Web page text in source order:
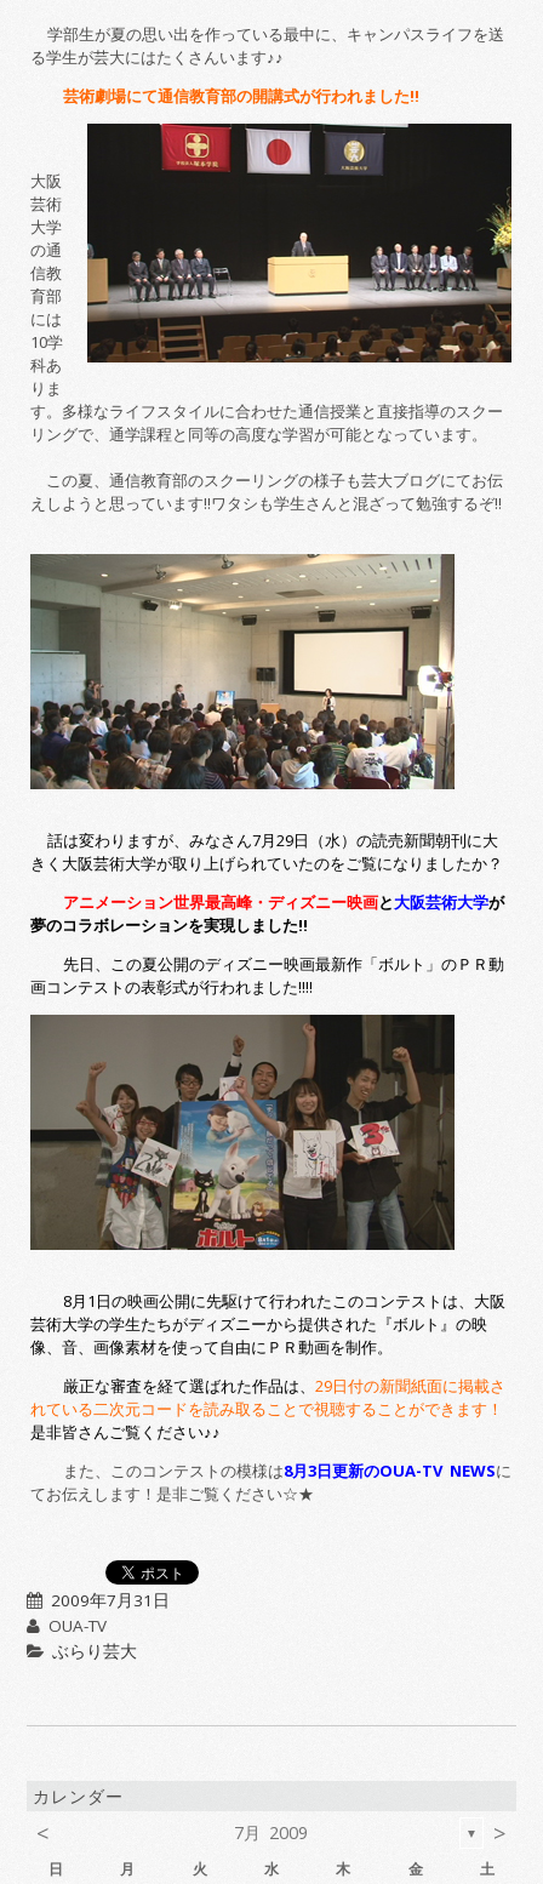
学部生が夏の思い出を作っている最中に、キャンパスライフを送
る学生が芸大にはたくさんいます♪♪
芸術劇場にて通信教育部の開講式が行われました!!
大阪
芸術
大学
の通
信教
育部
には
10学
科あ
りま
す。多様なライフスタイルに合わせた通信授業と直接指導のスクー
リングで、通学課程と同等の高度な学習が可能となっています。
この夏、通信教育部のスクーリングの様子も芸大ブログにてお伝
えしようと思っています!!ワタシも学生さんと混ざって勉強するぞ!!
話は変わりますが、みなさん7月29日（水）の読売新聞朝刊に大
きく大阪芸術大学が取り上げられていたのをご覧になりましたか？
アニメーション世界最高峰・ディズニー映画と大阪芸術大学が
夢のコラボレーションを実現しました!!
先日、この夏公開のディズニー映画最新作「ボルト」のＰＲ動
画コンテストの表彰式が行われました!!!!
8月1日の映画公開に先駆けて行われたこのコンテストは、大阪
芸術大学の学生たちがディズニーから提供された『ボルト』の映
像、音、画像素材を使って自由にＰＲ動画を制作。
厳正な審査を経て選ばれた作品は、29日付の新聞紙面に掲載さ
れている二次元コードを読み取ることで視聴することができます！
是非皆さんご覧ください♪♪
また、このコンテストの模様は8月3日更新のOUA-TV NEWSに
てお伝えします！是非ご覧ください☆★
2009年7月31日
OUA-TV
ぶらり芸大
カレンダー
< 7月 2009 ▼ >
日 月 火 水 木 金 土